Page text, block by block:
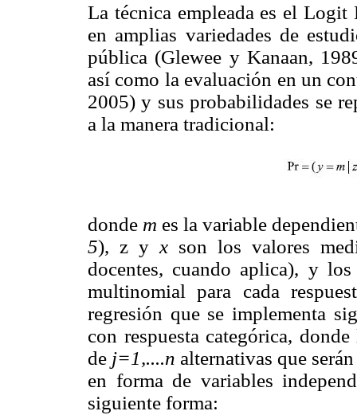
La técnica empleada es el
en amplias variedades de
pública (Glewee y Kanaan,
así como la evaluación en un
2005) y sus probabilidades se
a la manera tradicional:
donde m es la variable
5), z y x son los valores
docentes, cuando aplica), y
multinomial para cada
regresión que se implementa
con respuesta categórica,
de j=1,....n alternativas que
en forma de variables
siguiente forma: